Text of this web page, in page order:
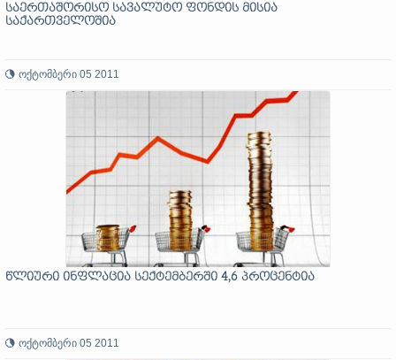
საერთაშორისო სავალუტო ფონდის მისია
საქართველოშია
ოქტომბერი 05 2011
წლიური ინფლაცია სექტემბერში 4,6 პროცენტია
ოქტომბერი 05 2011